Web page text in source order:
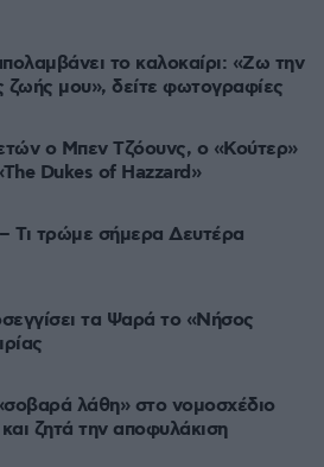
το καλοκαίρι: «Ζω την
ζωής μου», δείτε φωτογραφίες
ο Μπεν Τζόουνς, ο «Κούτερ»
Dukes of Hazzard»
Τι τρώμε σήμερα Δευτέρα
τα Ψαρά το «Νήσος
λάθη» στο νομοσχέδιο
ζητά την αποφυλάκιση